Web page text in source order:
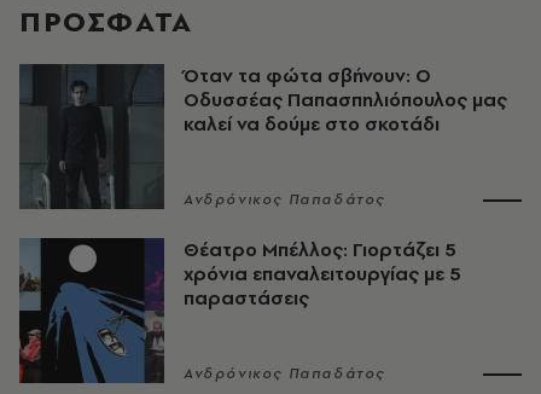
ΠΡΟΣΦΑΤΑ
Όταν τα φώτα σβήνουν: Ο
Οδυσσέας Παπασπηλιόπουλος μας
καλεί να δούμε στο σκοτάδι
Ανδρόνικος Παπαδάτος
Θέατρο Μπέλλος: Γιορτάζει 5
χρόνια επαναλειτουργίας με 5
παραστάσεις
Ανδρόνικος Παπαδάτος